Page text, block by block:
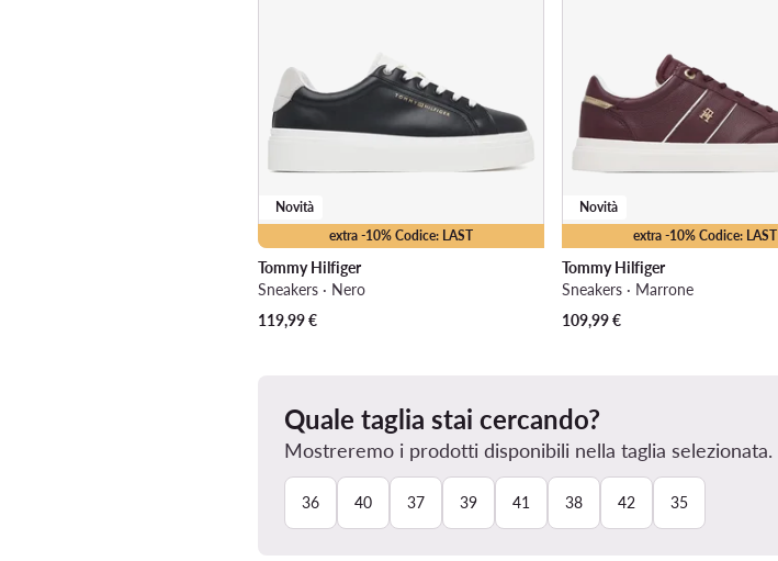
extra -10% Codice: LAST
Novità
Tommy Hilfiger
Sneakers · Nero
119,99€
extra -10% Codice: LAST
Novità
Tommy Hilfiger
Sneakers · Marrone
109,99€
Quale taglia stai cercando?
Mostreremo i prodotti disponibili nella taglia selezionata.
36 40 37 39 41 38 42 35